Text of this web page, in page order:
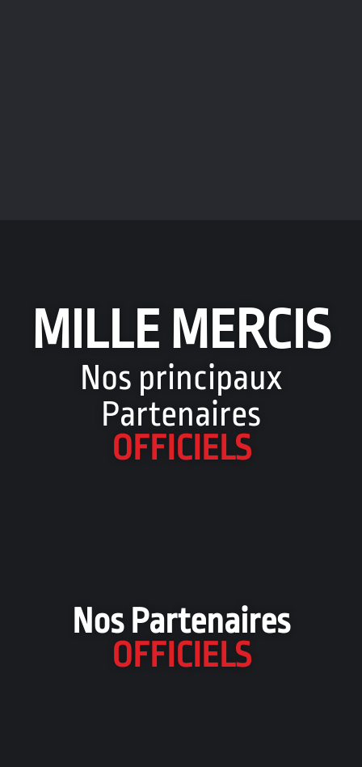
MILLE MERCIS
Nos principaux
Partenaires
OFFICIELS
Nos Partenaires
OFFICIELS